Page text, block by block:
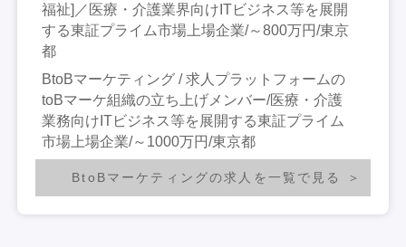
福祉]／医療・介護業界向けITビジネス等を展開
する東証プライム市場上場企業/～800万円/東京
都
BtoBマーケティング / 求人プラットフォームの
toBマーケ組織の立ち上げメンバー/医療・介護
業務向けITビジネス等を展開する東証プライム
市場上場企業/～1000万円/東京都
BtoBマーケティングの求人を一覧で見る